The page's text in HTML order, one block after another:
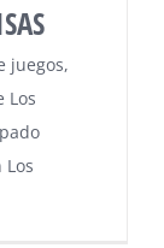
juegos,
Los